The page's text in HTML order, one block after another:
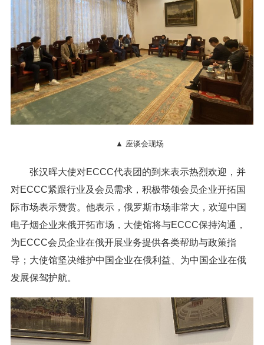
▲ 座谈会现场
张汉晖大使对ECCC代表团的到来表示热烈欢迎，并
对ECCC紧跟行业及会员需求，积极带领会员企业开拓国
际市场表示赞赏。他表示，俄罗斯市场非常大，欢迎中国
电子烟企业来俄开拓市场，大使馆将与ECCC保持沟通，
为ECCC会员企业在俄开展业务提供各类帮助与政策指
导；大使馆坚决维护中国企业在俄利益、为中国企业在俄
发展保驾护航。